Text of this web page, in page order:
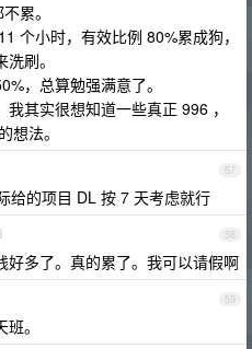
累。
个小时，有效比例 80%累成狗，
刷。
，总算勉强满意了。
其实很想知道一些真正 996 ，
想法。
57
给的项目 DL 按 7 天考虑就行
58
好多了。真的累了。我可以请假啊
59
。